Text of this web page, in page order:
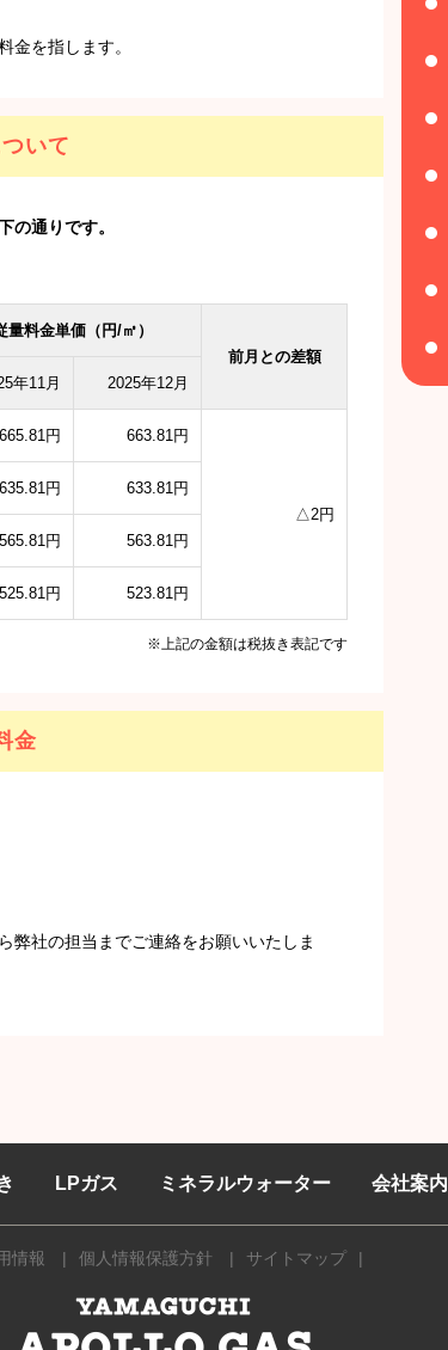
金を指します。
いて
の通りです。
量料金単価（円/㎥）
前月との差額
年11月
2025年12月
665.81円 663.81円
△2円
635.81円 633.81円
565.81円 563.81円
525.81円 523.81円
※上記の金額は税抜き表記です
金
社の担当までご連絡をお願いいたしま
LPガス ミネラルウォーター 会社案内
情報 個人情報保護方針 サイトマップ